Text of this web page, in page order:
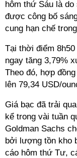
hôm thứ Sáu là
được công bố
cung hạn chế
Tại thời điểm
ngay tăng 3,79%
Theo đó, hợp
lên 79,34 USD/
Giá bạc đã trải
kể trong vài tuần
Goldman Sachs
bởi lượng tồn kho
cáo hôm thứ Tư,